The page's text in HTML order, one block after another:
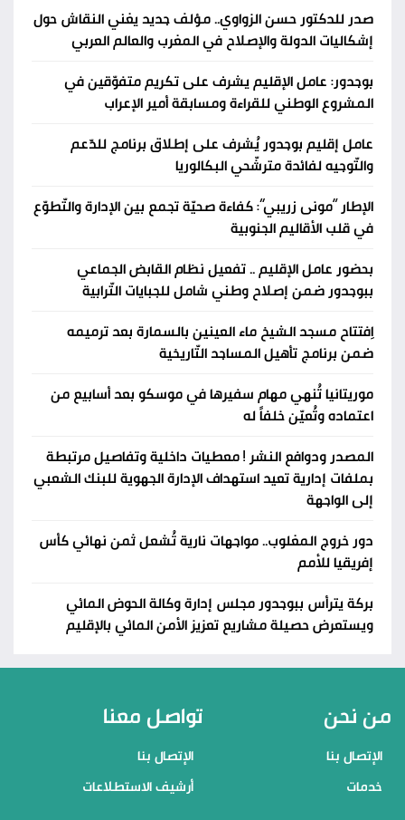
صدر للدكتور حسن الزواوي.. مؤلف جديد يغني النقاش حول
إشكاليات الدولة والإصلاح في المغرب والعالم العربي
بوجدور: عامل الإقليم يشرف على تكريم متفوّقين في
المشروع الوطني للقراءة ومسابقة أمير الإعراب
عامل إقليم بوجدور يُشرف على إطلاق برنامج للدّعم
والتّوجيه لفائدة مترشّحي البكالوريا
الإطار “مونى زريبي”: كفاءة صحيّة تجمع بين الإدارة والتّطوّع
في قلب الأقاليم الجنوبية
بحضور عامل الإقليم .. تفعيل نظام القابض الجماعي
ببوجدور ضمن إصلاح وطني شامل للجبايات التّرابية
اِفتتاح مسجد الشيخ ماء العينين بالسمارة بعد ترميمه
ضمن برنامج تأهيل المساجد التّاريخية
موريتانيا تُنهي مهام سفيرها في موسكو بعد أسابيع من
اعتماده وتُعيّن خلفاً له
المصدر ودوافع النشر ! معطيات داخلية وتفاصيل مرتبطة
بملفات إدارية تعيد استهداف الإدارة الجهوية للبنك الشعبي
إلى الواجهة
دور خروج المغلوب.. مواجهات نارية تُشعل ثمن نهائي كأس
إفريقيا للأمم
بركة يترأس ببوجدور مجلس إدارة وكالة الحوض المائي
ويستعرض حصيلة مشاريع تعزيز الأمن المائي بالإقليم
من نحن
الإتصال بنا
خدمات
تواصل معنا
الإتصال بنا
أرشيف الاستطلاعات